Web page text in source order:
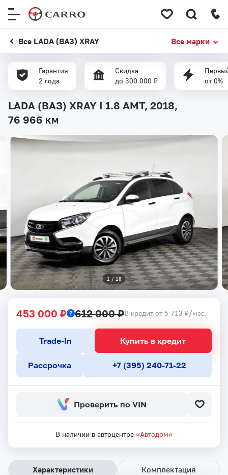
Все LADA (ВАЗ) XRAY Все марки
Гарантия
2 года
Скидка
до 300 000 ₽
от 0%
LADA (ВАЗ) XRAY I 1.8 AMT, 2018,
76 966 км
1 / 18
453 000 ₽ 612 000 ₽В кредит от 5 713 ₽/мес.
Купить в кредит
Trade-In
Рассрочка +7 (395) 240-71-22
Проверить по VIN
В наличии в автоцентре «Автодом»
Характеристики Комплектация